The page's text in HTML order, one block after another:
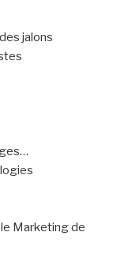
jalons
Marketing de